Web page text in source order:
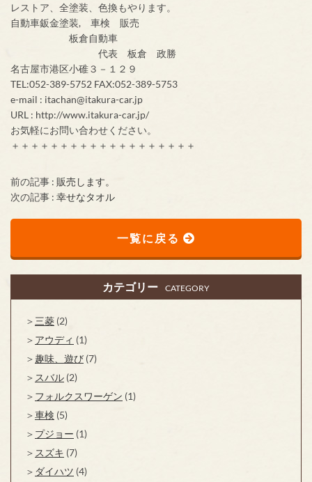
レストア、全塗装、色換もやります。
自動車鈑金塗装, 車検 販売
板倉自動車
代表 板倉 政勝
名古屋市港区小碓３－１２９
TEL:052-389-5752 FAX:052-389-5753
e-mail : itachan@itakura-car.jp
URL : http://www.itakura-car.jp/
お気軽にお問い合わせください。
＋＋＋＋＋＋＋＋＋＋＋＋＋＋＋＋＋＋＋
前の記事 : 販売します。
次の記事 : 幸せなタオル
一覧に戻る
カテゴリー CATEGORY
三菱 (2)
アウディ (1)
趣味、遊び (7)
スバル (2)
フォルクスワーゲン (1)
車検 (5)
プジョー (1)
スズキ (7)
ダイハツ (4)